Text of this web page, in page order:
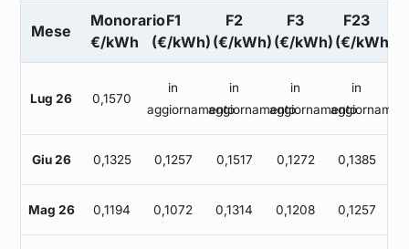
Luglio 2022 0,441
Mese
Monorario
€/kWh
F1
(€/kWh)
F2
(€/kWh)
F3
(€/kWh)
F23
(€/kWh)
Lug 26 0,1570
in
aggiornamento
in
aggiornamento
in
aggiornamento
in
Giu 26 0,1325 0,1257 0,1517 0,1272 0,1385
Mag 26 0,1194 0,1072 0,1314 0,1208 0,1257